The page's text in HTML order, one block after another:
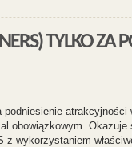
atrakcyjności
obowiązkowym.
z wykorzystaniem